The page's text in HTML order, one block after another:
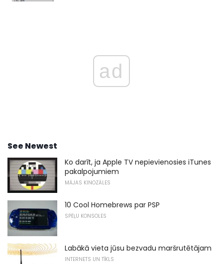
ad
See Newest
Ko darīt, ja Apple TV nepievienosies iTunes
pakalpojumiem
MĀJAS KINOZĀLES
10 Cool Homebrews par PSP
SPĒĻU KONSOLES
Labākā vieta jūsu bezvadu maršrutētājam
INTERNETS UN TĪKLS